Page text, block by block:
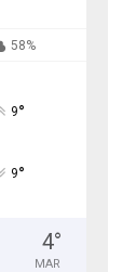
58%
9°
9°
4°
MAR